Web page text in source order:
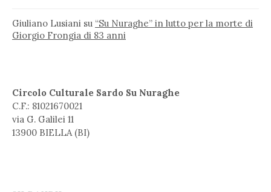
Giuliano Lusiani su “Su Nuraghe” in lutto per la morte di
Giorgio Frongia di 83 anni
Circolo Culturale Sardo Su Nuraghe
C.F.: 81021670021
via G. Galilei 11
13900 BIELLA (BI)